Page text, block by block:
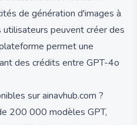
de génération d'images à
peuvent créer des
permet une
des crédits entre GPT-4o
sur ainavhub.com ?
200 000 modèles GPT,